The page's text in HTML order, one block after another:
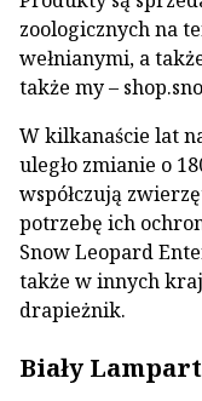
zoologicznych na
wełnianymi, a
także my –
W kilkanaście lat
uległo zmianie o
współczują
potrzebę ich
Snow Leopard
także w innych
drapieżnik.
Biały Lampart